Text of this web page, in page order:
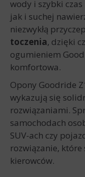
wody i szybki
jak i suchej
niezwykłą
toczenia, dzięki
ogumieniem
komfortowa.
Opony Goodride
wykazują się
rozwiązaniami.
samochodach
SUV-ach czy
rozwiązanie,
kierowców.